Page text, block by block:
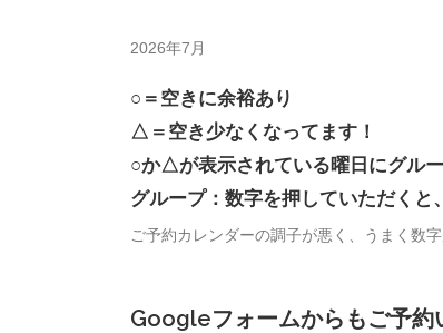
2026年7月
○＝空きに余裕あり
△＝空き少なくなってます！
○か△が表示されている曜日にグル
グループ：数字を押していただくと
ご予約カレンダーの調子が悪く、うまく数
Googleフォームからもご予約